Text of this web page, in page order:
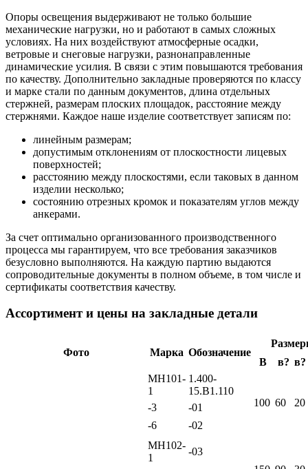
Опоры освещения выдерживают не только большие
механические нагрузки, но и работают в самых сложных
условиях. На них воздействуют атмосферные осадки,
ветровые и снеговые нагрузки, разнонаправленные
динамические усилия. В связи с этим повышаются требования
по качеству. Дополнительно закладные проверяются по классу
и марке стали по данным документов, длина отдельных
стержней, размерам плоских площадок, расстояние между
стержнями. Каждое наше изделие соответствует записям по:
линейным размерам;
допустимым отклонениям от плоскостности лицевых
поверхностей;
расстоянию между плоскостями, если таковых в данном
изделии несколько;
состоянию отрезных кромок и показателям углов между
анкерами.
За счет оптимально организованного производственного
процесса мы гарантируем, что все требования заказчиков
безусловно выполняются. На каждую партию выдаются
сопроводительные документы в полном объеме, в том числе и
сертификаты соответствия качеству.
Ассортимент и цены на закладные детали
Фото Марка Обозначение
В
в? в?
МН101-
1
1.400-
15.В1.110
100 60 20
-3
-01
-6
-02
МН102-
1
-03